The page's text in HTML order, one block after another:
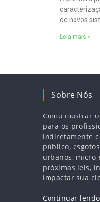
de novos
Leia mais »
Sobre Nós
Como mostrar
para os
indiretamente
público,
urbanos, micro
próximas leis,
impactar sua
Continuar